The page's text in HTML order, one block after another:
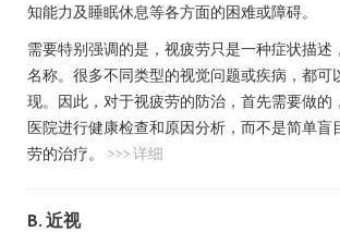
知能力及睡眠休息等各方面的困难或障碍。
需要特别强调的是，视疲劳只是一种症状描述
名称。很多不同类型的视觉问题或疾病，都可
现。因此，对于视疲劳的防治，首先需要做的
医院进行健康检查和原因分析，而不是简单盲
劳的治疗。 >>> 详细
B. 近视